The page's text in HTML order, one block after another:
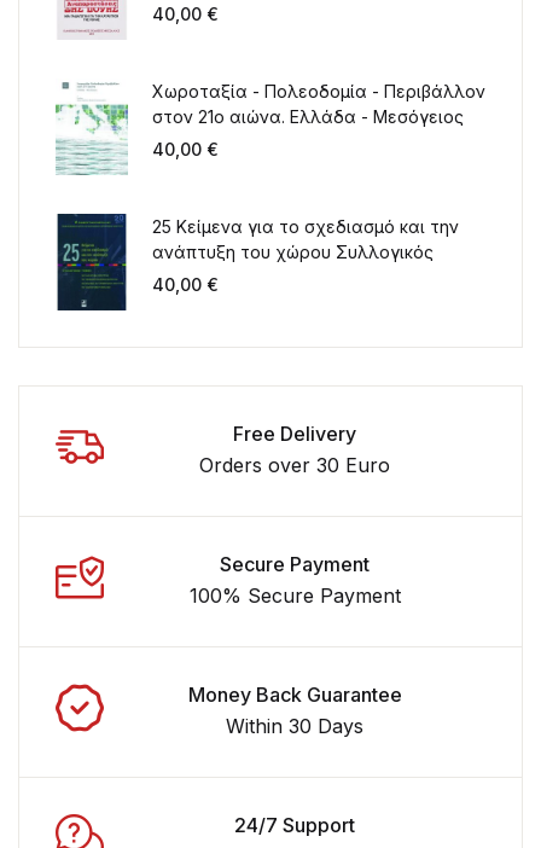
πόλης
40,00 €
Χωροταξία - Πολεοδομία - Περιβάλλον
στον 21ο αιώνα. Ελλάδα - Μεσόγειος
40,00 €
25 Κείμενα για το σχεδιασμό και την
ανάπτυξη του χώρου Συλλογικός
τόμος για τα 20 χρόνια λειτουργίας
40,00 €
Free Delivery
Orders over 30 Euro
Secure Payment
100% Secure Payment
Money Back Guarantee
Within 30 Days
24/7 Support